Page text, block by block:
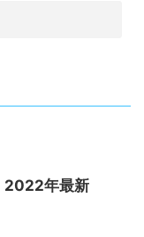
2022年最新